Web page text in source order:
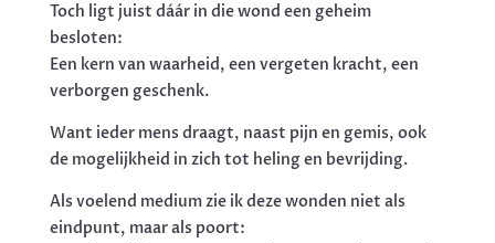
Toch ligt juist dáár in die wond een geheim
besloten:
Een kern van waarheid, een vergeten kracht, een
verborgen geschenk.
Want ieder mens draagt, naast pijn en gemis, ook
de mogelijkheid in zich tot heling en bevrijding.
Als voelend medium zie ik deze wonden niet als
eindpunt, maar als poort: